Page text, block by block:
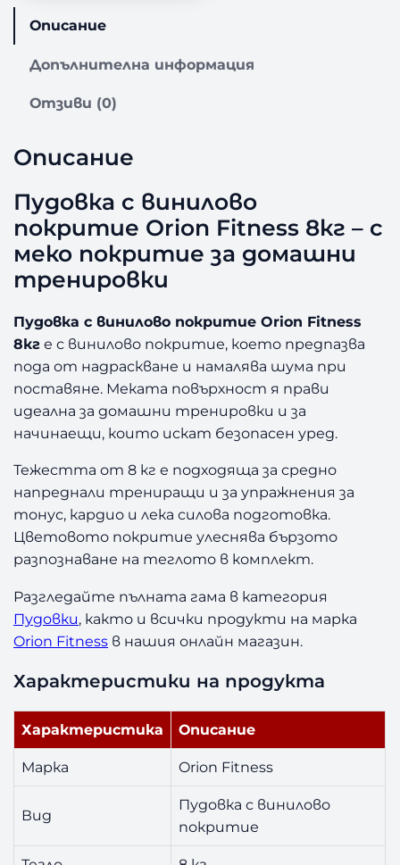
П
д
в
к
с
в
и
н
и
о
в
о
п
к
р
и
и
е
O
r
o
n
F
t
e
s
8
г
Описание
Допълнителна информация
Отзиви (0)
Описание
Пудовка с винилово
покритие Orion Fitness 8кг – с
меко покритие за домашни
тренировки
Пудовка с винилово покритие Orion Fitness
8кг е с винилово покритие, което предпазва
пода от надраскване и намалява шума при
поставяне. Меката повърхност я прави
идеална за домашни тренировки и за
начинаещи, които искат безопасен уред.
Тежестта от 8 кг е подходяща за средно
напреднали трениращи и за упражнения за
тонус, кардио и лека силова подготовка.
Цветовото покритие улеснява бързото
разпознаване на теглото в комплект.
Разгледайте пълната гама в категория
Пудовки, както и всички продукти на марка
Orion Fitness в нашия онлайн магазин.
Характеристики на продукта
Характеристика Описание
Марка Orion Fitness
Вид
Пудовка с винилово
покритие